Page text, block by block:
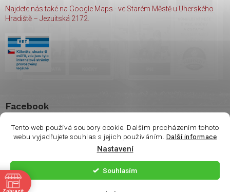
Tento web používá soubory cookie. Dalším procházením tohoto
webu vyjadřujete souhlas s jejich používáním. Další informace
Nastavení
Souhlasím
Vážení zákazníci. Ve
čtvrtek 6.8 je na
prodejně otevřeno
pouze do 14:00. Děkuji
Najdete nás také na Google Maps - ve Starém Městě u Uherského
Hradiště – Jezuitská 2172.
Facebook
Copyright 2026 shop Wasco. Všechna práva vyhrazena.
Zobrazit